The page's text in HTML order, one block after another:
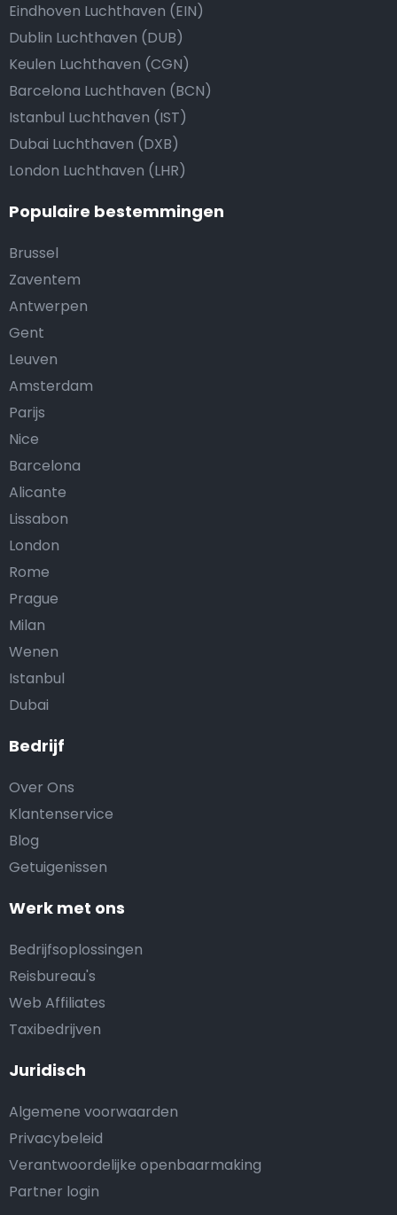
Bedrijf
Over Ons
Klantenservice
Blog
Getuigenissen
Werk met ons
Bedrijfsoplossingen
Reisbureau's
Web Affiliates
Taxibedrijven
Juridisch
Algemene voorwaarden
Privacybeleid
Verantwoordelijke openbaarmaking
Partner login
Eindhoven Luchthaven (EIN)
Dublin Luchthaven (DUB)
Keulen Luchthaven (CGN)
Barcelona Luchthaven (BCN)
Istanbul Luchthaven (IST)
Dubai Luchthaven (DXB)
London Luchthaven (LHR)
Populaire bestemmingen
Brussel
Zaventem
Antwerpen
Gent
Leuven
Amsterdam
Parijs
Nice
Barcelona
Alicante
Lissabon
London
Rome
Prague
Milan
Wenen
Istanbul
Dubai